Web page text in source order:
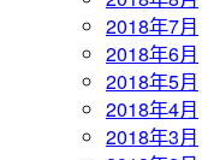
2018年7月
2018年6月
2018年5月
2018年4月
2018年3月